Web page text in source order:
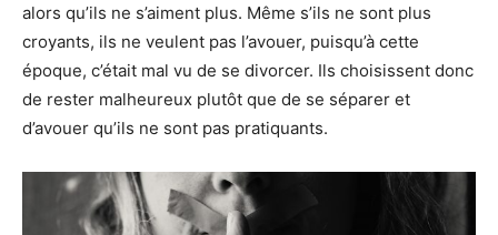
alors qu’ils ne s’aiment plus. Même s’ils ne sont plus
croyants, ils ne veulent pas l’avouer, puisqu’à cette
époque, c’était mal vu de se divorcer. Ils choisissent donc
de rester malheureux plutôt que de se séparer et
d’avouer qu’ils ne sont pas pratiquants.